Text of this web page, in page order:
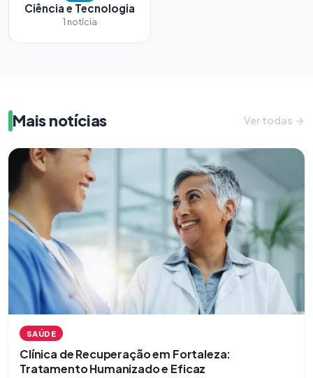
Ciência e Tecnologia
1 notícia
Mais notícias Ver todas →
SAÚDE
Clínica de Recuperação em Fortaleza:
Tratamento Humanizado e Eficaz